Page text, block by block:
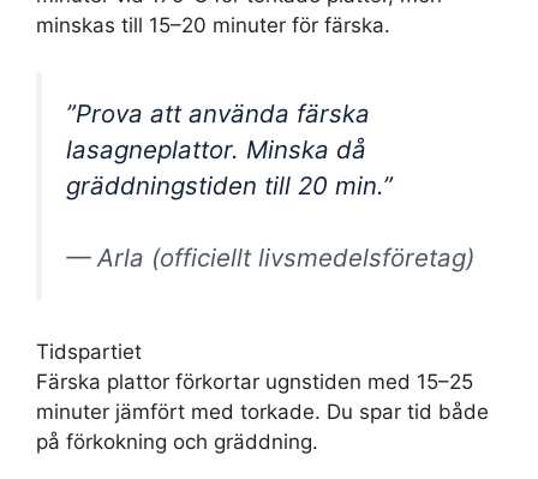
minskas till 15–20 minuter för färska.
”Prova att använda färska
lasagneplattor. Minska då
gräddningstiden till 20 min.”
— Arla (officiellt livsmedelsföretag)
Tidspartiet
Färska plattor förkortar ugnstiden med 15–25
minuter jämfört med torkade. Du spar tid både
på förkokning och gräddning.